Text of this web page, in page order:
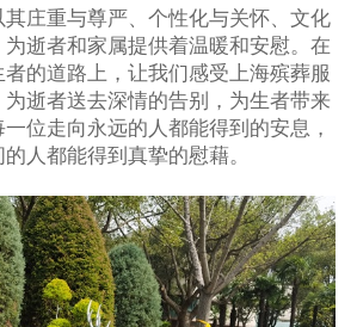
庄重与尊严、个性化与关怀、文化
逝者和家属提供着温暖和安慰。在
的道路上，让我们感受上海殡葬服
逝者送去深情的告别，为生者带来
位走向永远的人都能得到的安息，
人都能得到真挚的慰藉。